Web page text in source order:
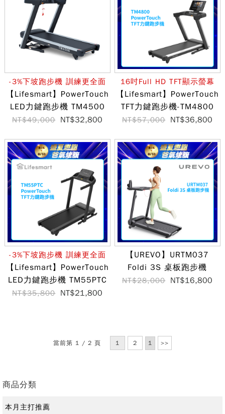
商品分類
本月主打推薦
-3%下坡跑步機 訓練更全面
【Lifesmart】PowerTouch
LED力鍵跑步機 TM4500
NT$49,000 NT$32,800
16吋Full HD TFT顯示螢幕
【Lifesmart】PowerTouch
TFT力鍵跑步機-TM4800
NT$57,000 NT$36,800
-3%下坡跑步機 訓練更全面
【Lifesmart】PowerTouch
LED力鍵跑步機 TM55PTC
NT$35,800 NT$21,800
【UREVO】URTM037
Foldi 3S 桌板跑步機
NT$28,000 NT$16,800
當前第 1 / 2 頁 1 2 >>